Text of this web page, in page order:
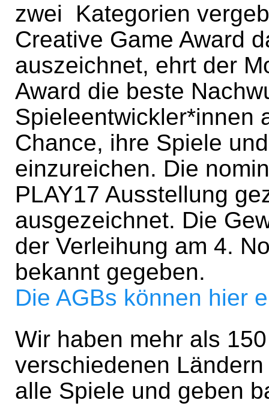
zwei Kategorien
Creative Game Award
auszeichnet, ehrt der
Award die beste
Spieleentwickler*innen
Chance, ihre Spiele
einzureichen. Die
PLAY17 Ausstellung
ausgezeichnet. Die
der Verleihung am 4.
bekannt gegeben.
Die AGBs können hier
Wir haben mehr als
verschiedenen
alle Spiele und geben